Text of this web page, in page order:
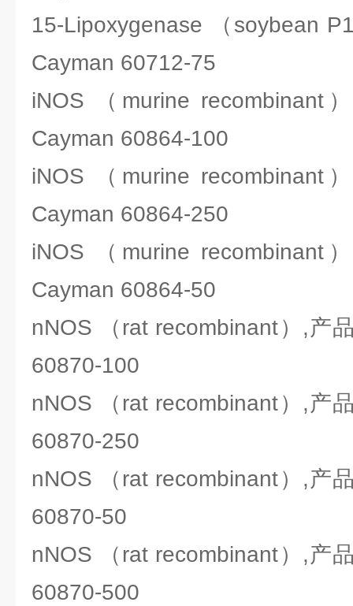
15-Lipoxygenase （soybean
Cayman 60712-75
iNOS （murine
Cayman 60864-100
iNOS （murine
Cayman 60864-250
iNOS （murine
Cayman 60864-50
nNOS （rat recombinant）,产
60870-100
nNOS （rat recombinant）,产
60870-250
nNOS （rat recombinant）,产
60870-50
nNOS （rat recombinant）,产
60870-500